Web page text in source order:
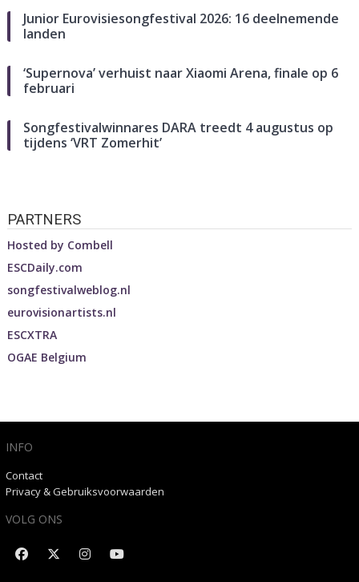
Junior Eurovisiesongfestival 2026: 16 deelnemende
landen
‘Supernova’ verhuist naar Xiaomi Arena, finale op 6
februari
Songfestivalwinnares DARA treedt 4 augustus op
tijdens ‘VRT Zomerhit’
PARTNERS
Hosted by Combell
ESCDaily.com
songfestivalweblog.nl
eurovisionartists.nl
ESCXTRA
OGAE Belgium
INFO
Contact
Privacy & Gebruiksvoorwaarden
VOLG ONS